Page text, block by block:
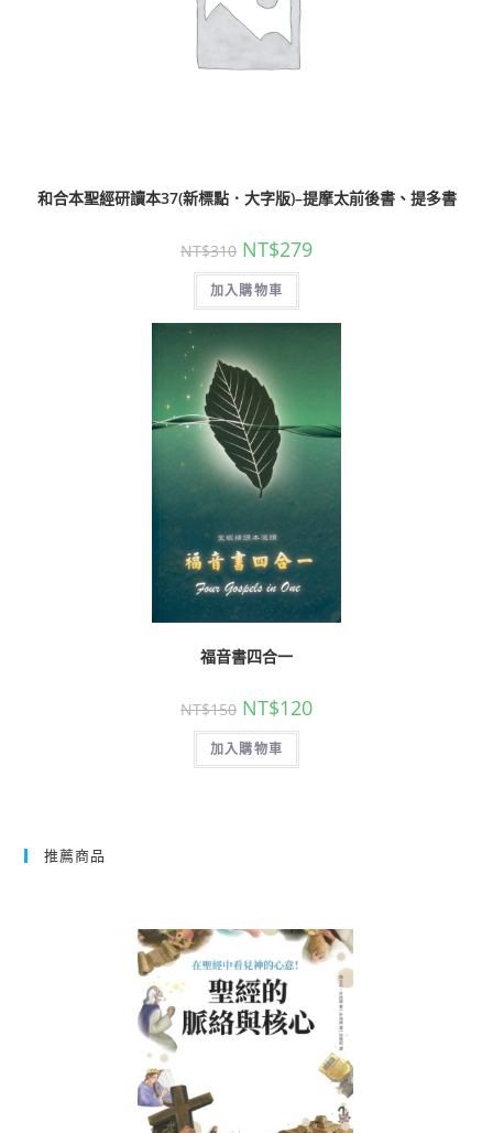
和合本聖經研讀本37(新標點．大字版)–提摩太前後書、提多書
NT$310 NT$279
加入購物車
福音書四合一
NT$150 NT$120
加入購物車
推薦商品